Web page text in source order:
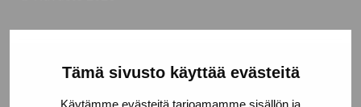
Tämä sivusto käyttää evästeitä
Käytämme evästeitä tarjoamamme sisällön ja